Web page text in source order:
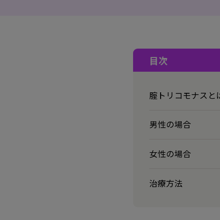
目次
腟トリコモナスと
男性の場合
女性の場合
治療方法